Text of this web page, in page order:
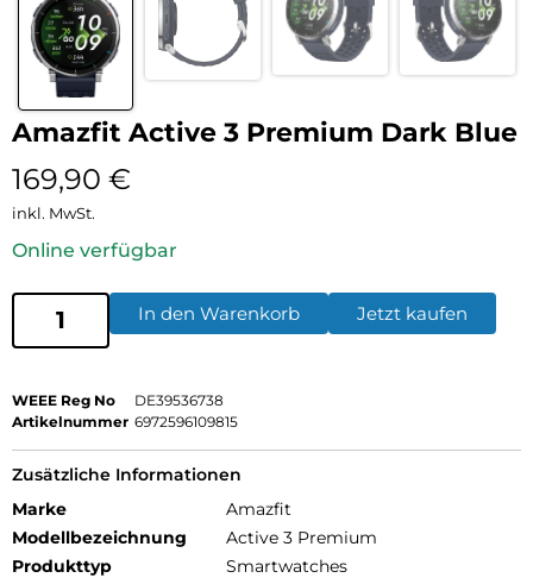
Amazfit Active 3 Premium Dark Blue
169,90 €
inkl. MwSt.
Online verfügbar
In den Warenkorb Jetzt kaufen
WEEE Reg No
DE39536738
Artikelnummer 6972596109815
Zusätzliche Informationen
Marke
Amazfit
Modellbezeichnung
Active 3 Premium
Produkttyp
Smartwatches